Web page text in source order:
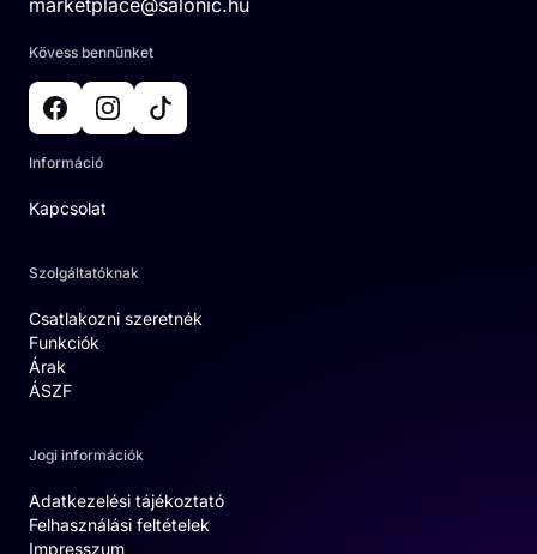
marketplace@salonic.hu
Kövess bennünket
Információ
Kapcsolat
Szolgáltatóknak
Csatlakozni szeretnék
Funkciók
Árak
ÁSZF
Jogi információk
Adatkezelési tájékoztató
Felhasználási feltételek
Impresszum